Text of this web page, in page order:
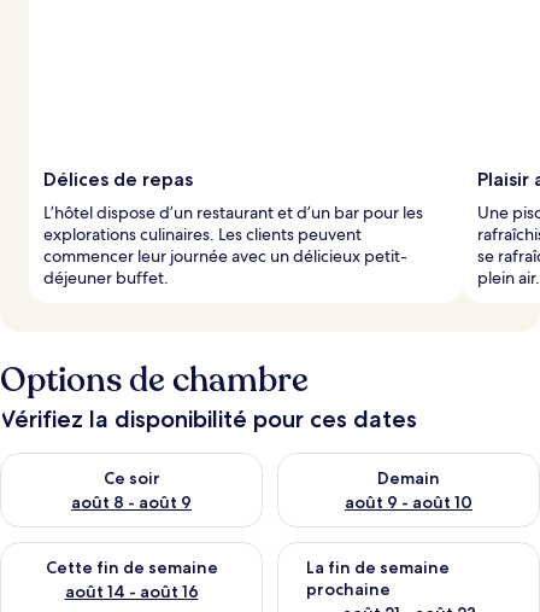
Délices de repas
L’hôtel dispose d’un restaurant et d’un bar pour les
explorations culinaires. Les clients peuvent
commencer leur journée avec un délicieux petit-
déjeuner buffet.
Plaisir
Une
se
plein air.
Options de chambre
Vérifiez la disponibilité pour ces dates
Ce soir
août 8 - août 9
Vérifier la disponibilité pour ce soir août 8 - août 9
Demain
août 9 - août 10
Vérifier la disponibilité pour
Cette fin de semaine
août 14 - août 16
Vérifier la disponibilité pour cette fin de semaine août 14 -
La fin de semaine
prochaine
Vérifier la disponibilité pour